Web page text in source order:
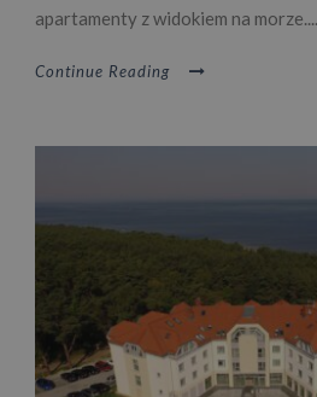
apartamenty z widokiem na morze....
Continue Reading